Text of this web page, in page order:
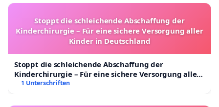
Stoppt die schleichende Abschaffung der
Kinderchirurgie – Für eine sichere Versorgung aller
Kinder in Deutschland
Stoppt die schleichende Abschaffung der
Kinderchirurgie – Für eine sichere Versorgung aller
Kinder in Deutschland
1 Unterschriften